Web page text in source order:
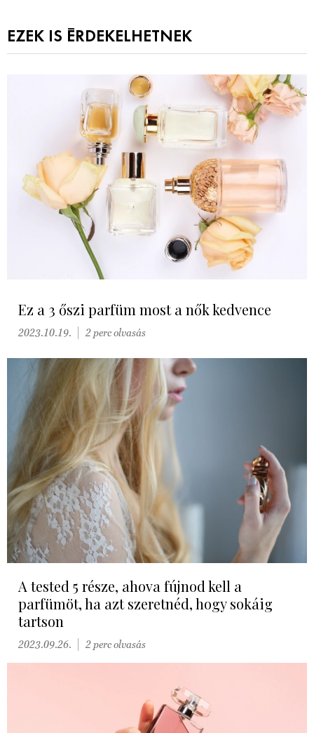
EZEK IS ÉRDEKELHETNEK
Ez a 3 őszi parfüm most a nők kedvence
2023.10.19. 2 perc olvasás
A tested 5 része, ahova fújnod kell a
parfümöt, ha azt szeretnéd, hogy sokáig
tartson
2023.09.26. 2 perc olvasás